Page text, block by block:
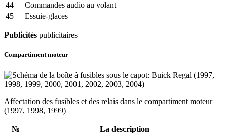
44
Commandes audio au volant
45
Essuie-glaces
Publicités publicitaires
Compartiment moteur
Affectation des fusibles et des relais dans le compartiment moteur
(1997, 1998, 1999)
№
La description